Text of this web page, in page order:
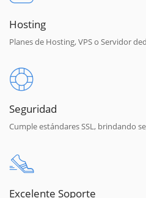
Hosting
Planes de Hosting, VPS o Servidor
Seguridad
Cumple estándares SSL, brindando
Excelente Soporte